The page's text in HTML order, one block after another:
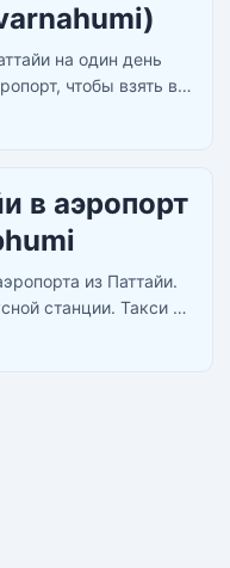
на один день
чтобы взять в
метро из
в аэропорт
из Паттайи.
станции. Такси В
так как